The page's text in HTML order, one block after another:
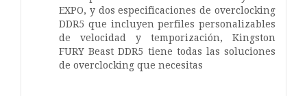
EXPO, y dos especificaciones de overclocking
DDR5 que incluyen perfiles personalizables
de velocidad y temporización, Kingston
FURY Beast DDR5 tiene todas las soluciones
de overclocking que necesitas